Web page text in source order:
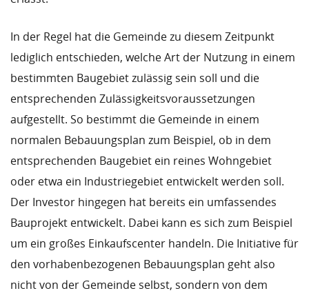
In der Regel hat die Gemeinde zu diesem Zeitpunkt
lediglich entschieden, welche Art der Nutzung in einem
bestimmten Baugebiet zulässig sein soll und die
entsprechenden Zulässigkeitsvoraussetzungen
aufgestellt. So bestimmt die Gemeinde in einem
normalen Bebauungsplan zum Beispiel, ob in dem
entsprechenden Baugebiet ein reines Wohngebiet
oder etwa ein Industriegebiet entwickelt werden soll.
Der Investor hingegen hat bereits ein umfassendes
Bauprojekt entwickelt. Dabei kann es sich zum Beispiel
um ein großes Einkaufscenter handeln. Die Initiative für
den vorhabenbezogenen Bebauungsplan geht also
nicht von der Gemeinde selbst, sondern von dem